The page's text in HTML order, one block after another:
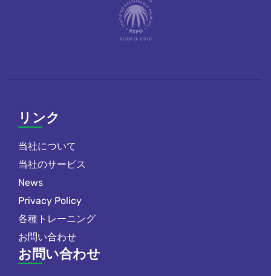
リンク
当社について
当社のサービス
News
Privacy Policy
各種トレーニング
お問い合わせ
お問い合わせ